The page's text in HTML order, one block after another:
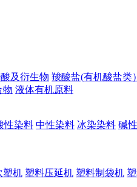
及衍生物 羧酸盐(有机酸盐类）
物 液体有机原料
性染料 中性染料 冰染染料 碱
塑机 塑料压延机 塑料制袋机